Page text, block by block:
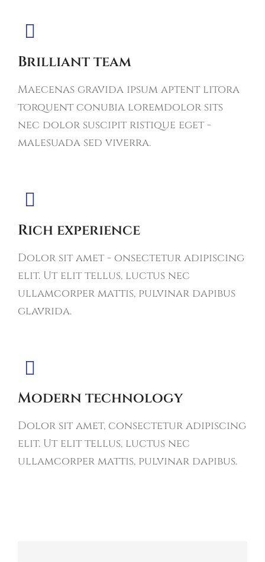
Brilliant team
Maecenas gravida ipsum aptent litora
torquent conubia loremdolor sits
nec dolor suscipit ristique eget -
malesuada sed viverra.
Rich experience
Dolor sit amet - onsectetur adipiscing
elit. Ut elit tellus, luctus nec
ullamcorper mattis, pulvinar dapibus
glavrida.
Modern technology
Dolor sit amet, consectetur adipiscing
elit. Ut elit tellus, luctus nec
ullamcorper mattis, pulvinar dapibus.